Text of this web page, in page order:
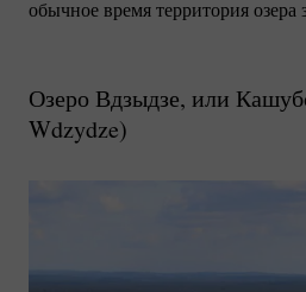
обычное время территория озера
Озеро Вдзыдзе, или
Wdzydze)